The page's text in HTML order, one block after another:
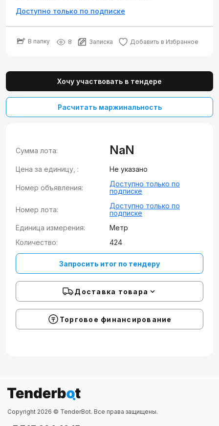
Доступно только по подписке
В папку 8 Записка Добавить в Избранное
Хочу участвовать в тендере
Расчитать маржинальность
Сумма лота: NaN
Цена за единицу, : Не указано
Номер объявления:
Доступно только по
подписке
Номер лота:
Доступно только по
подписке
Единица измерения:
Метр
Количество:
424
Запросить итог по тендеру
Доставка товара
Торговое финансирование
Copyright 2026 © TenderBot. Все права защищены.